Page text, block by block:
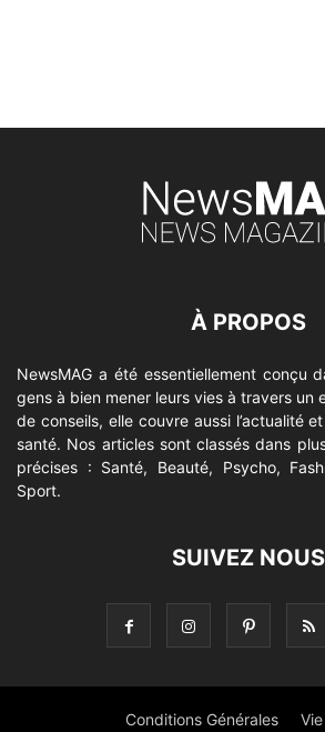
À PROPOS
NewsMAG a été essentiellement conçu
gens à bien mener leurs vies à travers un
de conseils, elle couvre aussi l’actualité
santé. Nos articles sont classés dans
précises : Santé, Beauté, Psycho,
Sport.
SUIVEZ NOUS
Conditions Générales